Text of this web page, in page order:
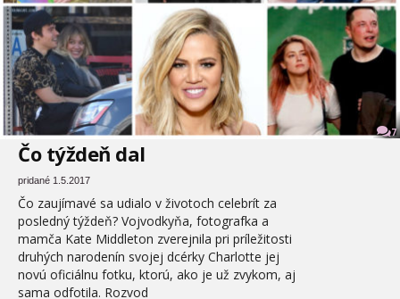
7
Čo týždeň dal
pridané 1.5.2017
Čo zaujímavé sa udialo v životoch celebrít za
posledný týždeň? Vojvodkyňa, fotografka a
mamča Kate Middleton zverejnila pri príležitosti
druhých narodenín svojej dcérky Charlotte jej
novú oficiálnu fotku, ktorú, ako je už zvykom, aj
sama odfotila. Rozvod